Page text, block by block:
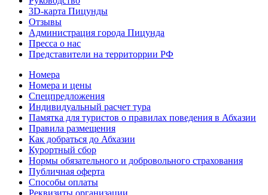
3D-карта Пицунды
Отзывы
Администрация города Пицунда
Пресса о нас
Представители на территоррии РФ
Номера
Номера и цены
Спецпредложения
Индивидуальный расчет тура
Памятка для туристов о правилах поведения в Абхазии
Правила размещения
Как добраться до Абхазии
Курортный сбор
Нормы обязательного и добровольного страхования
Публичная оферта
Cпособы оплаты
Реквизиты организации